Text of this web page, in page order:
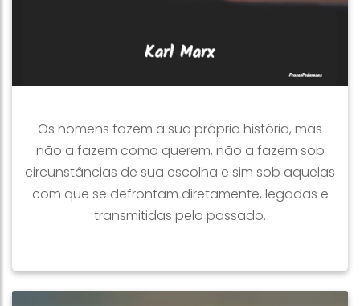
Os homens fazem a sua própria história, mas
não a fazem como querem, não a fazem sob
circunstâncias de sua escolha e sim sob aquelas
com que se defrontam diretamente, legadas e
transmitidas pelo passado.